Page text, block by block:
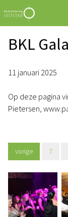
BKL
11 januari 2025
Op deze pagina
Pietersen,
vorige 7